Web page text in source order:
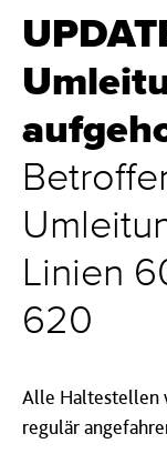
Linien
620
Alle Haltestellen
regulär